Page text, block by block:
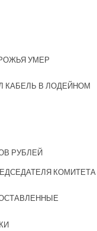
УМЕР
КАБЕЛЬ В ЛОДЕЙНОМ
РУБЛЕЙ
КОМИТЕТА